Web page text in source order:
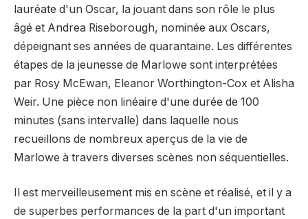
lauréate d'un Oscar, la jouant dans son rôle le plus
âgé et Andrea Riseborough, nominée aux Oscars,
dépeignant ses années de quarantaine. Les différentes
étapes de la jeunesse de Marlowe sont interprétées
par Rosy McEwan, Eleanor Worthington-Cox et Alisha
Weir. Une pièce non linéaire d'une durée de 100
minutes (sans intervalle) dans laquelle nous
recueillons de nombreux aperçus de la vie de
Marlowe à travers diverses scènes non séquentielles.
Il est merveilleusement mis en scène et réalisé, et il y a
de superbes performances de la part d'un important